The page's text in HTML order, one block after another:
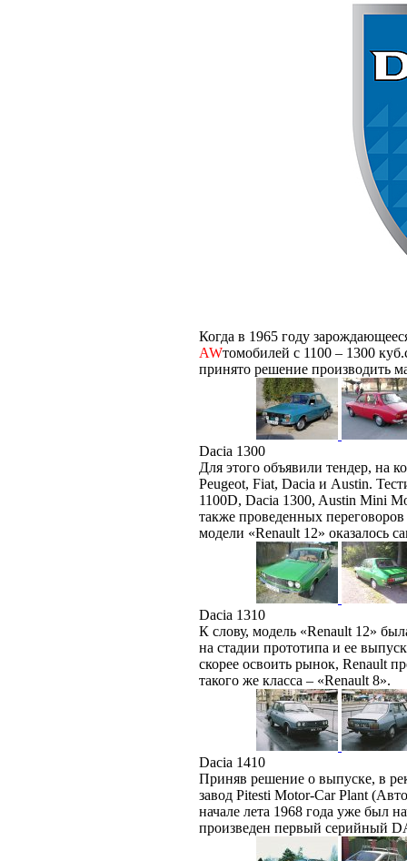
Когда в 1965 году
AWтомобилей с 1100 – 1300
принято решение производить
Dacia 1300
Для этого объявили тендер, на
Peugeot, Fiat, Dacia и Austin.
1100D, Dacia 1300, Austin Mini
также проведенных
модели «Renault 12» оказалось
Dacia 1310
К слову, модель «Renault 12»
на стадии прототипа и ее
скорее освоить рынок, Renault
такого же класса – «Renault 8».
Dacia 1410
Приняв решение о выпуске, в
завод Pitesti Motor-Car Plant
начале лета 1968 года уже был
произведен первый серийный